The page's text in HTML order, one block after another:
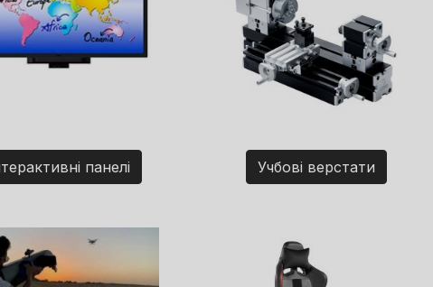
панелі Учбові верстати